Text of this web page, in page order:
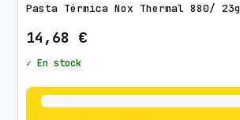
Pasta Térmica Nox Thermal 880/ 23g
14,68 €
✓ En stock